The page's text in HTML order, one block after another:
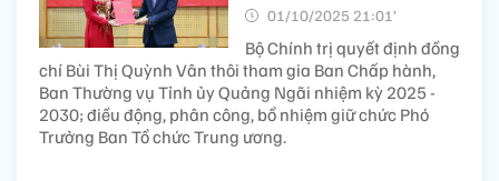
01/10/2025 21:01’
Bộ Chính trị quyết định đồng
chí Bùi Thị Quỳnh Vân thôi tham gia Ban Chấp hành,
Ban Thường vụ Tỉnh ủy Quảng Ngãi nhiệm kỳ 2025 -
2030; điều động, phân công, bổ nhiệm giữ chức Phó
Trưởng Ban Tổ chức Trung ương.